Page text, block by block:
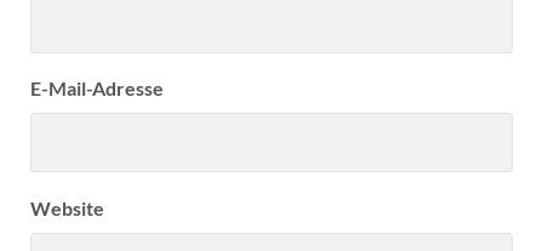
E-Mail-Adresse
Website